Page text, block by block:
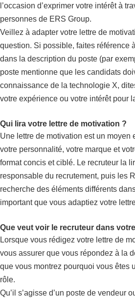
l’occasion d’exprimer votre intérêt à
personnes de ERS Group.
Veillez à adapter votre lettre de
question. Si possible, faites référence
dans la description du poste (par
poste mentionne que les candidats
connaissance de la technologie X,
votre expérience ou votre intérêt pour
Qui lira votre lettre de motivation ?
Une lettre de motivation est un moyen
votre personnalité, votre marque et
format concis et ciblé. Le recruteur la
responsable du recrutement, puis les
recherche des éléments différents
important que vous adaptiez votre
Que veut voir le recruteur dans
Lorsque vous rédigez votre lettre de
vous assurer que vous répondez à la
que vous montrez pourquoi vous êtes
rôle.
Qu’il s’agisse d’un poste de vendeur